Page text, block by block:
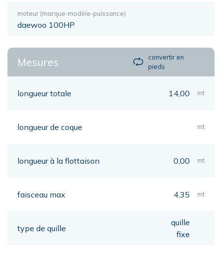
moteur (marque-modèle-puissance)
daewoo 100HP
Mesures
convertir en
pieds
longueur totale 14,00 mt
longueur de coque mt
longueur à la flottaison 0,00 mt
faisceau max 4,35 mt
type de quille
quille
fixe